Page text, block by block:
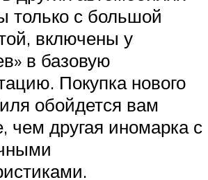
только с большой
включены у
в базовую
Покупка нового
обойдется вам
чем другая иномарка с